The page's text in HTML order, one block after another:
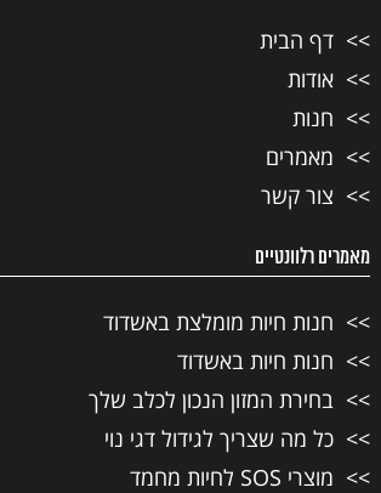
דף הבית
אודות
חנות
מאמרים
צור קשר
מאמרים רלוונטיים
חנות חיות מומלצת באשדוד
חנות חיות באשדוד
בחירת המזון הנכון לכלב שלך
כל מה שצריך לגידול דגי נוי
מוצרי SOS לחיות מחמד